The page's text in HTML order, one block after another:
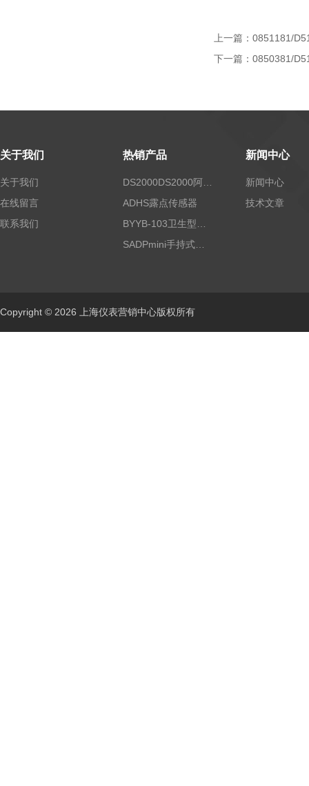
上一篇： 0851181/
下一篇： 0850381/
关于我们
关于我们
在线留言
联系我们
热销产品
ADHS露点传感器
新闻中心
新闻中心
技术文章
Copyright © 2026 上海仪表营销中心版权所有